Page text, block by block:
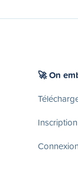
🚀 On
Inscription
Connexion